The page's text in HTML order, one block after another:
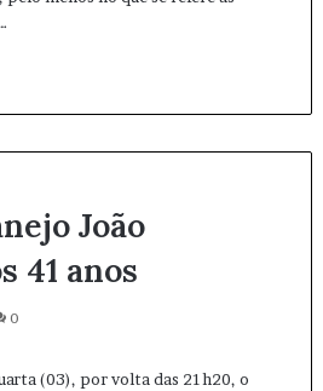
João
41 anos
0
(03), por volta das 21h20, o